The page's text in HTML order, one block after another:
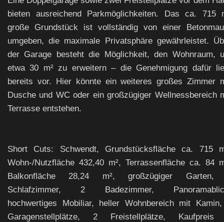
bieten ausreichend Parkmöglichkeiten. Das ca. 715
große Grundstück ist vollständig von einer
umgeben, die maximale Privatsphäre gewährleistet.
der Garage besteht die Möglichkeit, den Wohnraum,
etwa 30 m² zu erweitern – die Genehmigung dafür
bereits vor. Hier könnte ein weiteres großes Zimmer
Dusche und WC oder ein großzügiger Wellnessbereich
Terrasse entstehen.
Short Cuts: Schwendt, Grundstücksfläche ca. 715
Wohn-/Nutzfläche 432,40 m², Terrassenfläche ca. 84
Balkonfläche 28,24 m², großzügiger
Schlafzimmer, 2 Badezimmer,
hochwertiges Mobiliar, heller Wohnbereich mit
Garagenstellplätze, 2 Freistellplätze,